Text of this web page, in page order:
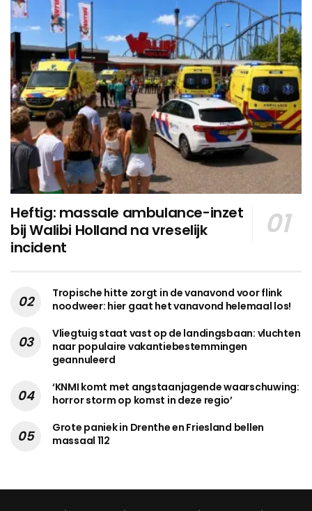
Heftig: massale ambulance-inzet
bij Walibi Holland na vreselijk
incident
Tropische hitte zorgt in de vanavond voor flink
noodweer: hier gaat het vanavond helemaal los!
Vliegtuig staat vast op de landingsbaan: vluchten
naar populaire vakantiebestemmingen
geannuleerd
‘KNMI komt met angstaanjagende waarschuwing:
horror storm op komst in deze regio’
Grote paniek in Drenthe en Friesland bellen
massaal 112